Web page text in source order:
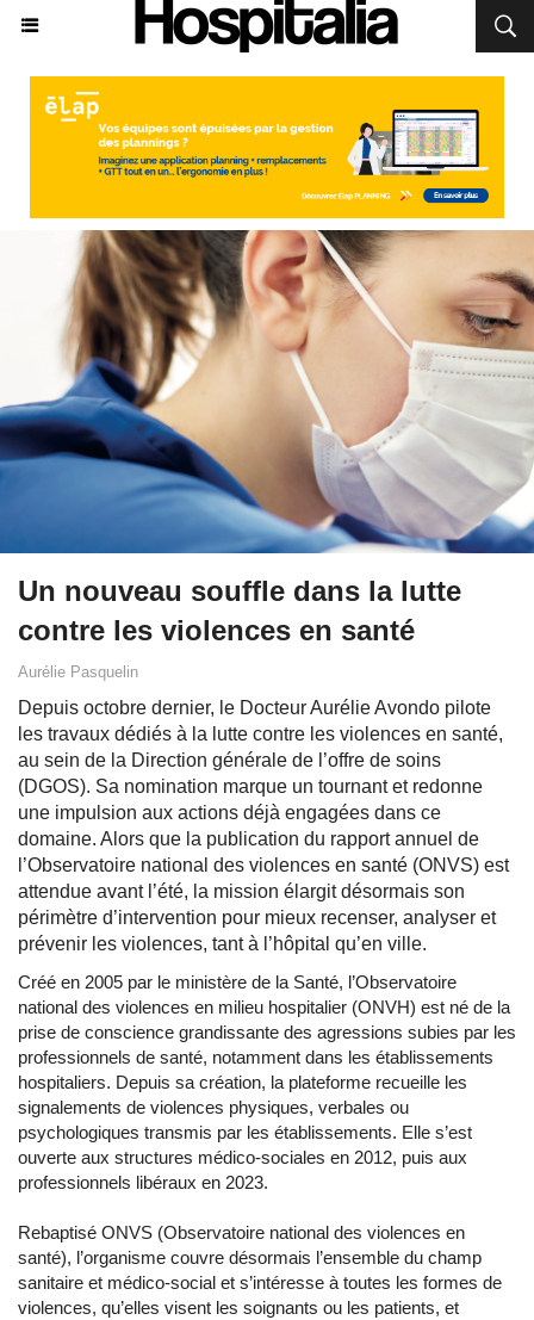
Un nouveau souffle dans la lutte
contre les violences en santé
Aurélie Pasquelin
Depuis octobre dernier, le Docteur Aurélie Avondo pilote
les travaux dédiés à la lutte contre les violences en santé,
au sein de la Direction générale de l’offre de soins
(DGOS). Sa nomination marque un tournant et redonne
une impulsion aux actions déjà engagées dans ce
domaine. Alors que la publication du rapport annuel de
l’Observatoire national des violences en santé (ONVS) est
attendue avant l’été, la mission élargit désormais son
périmètre d’intervention pour mieux recenser, analyser et
prévenir les violences, tant à l’hôpital qu’en ville.
Créé en 2005 par le ministère de la Santé, l’Observatoire
national des violences en milieu hospitalier (ONVH) est né de la
prise de conscience grandissante des agressions subies par les
professionnels de santé, notamment dans les établissements
hospitaliers. Depuis sa création, la plateforme recueille les
signalements de violences physiques, verbales ou
psychologiques transmis par les établissements. Elle s’est
ouverte aux structures médico-sociales en 2012, puis aux
professionnels libéraux en 2023.
Rebaptisé ONVS (Observatoire national des violences en
santé), l’organisme couvre désormais l’ensemble du champ
sanitaire et médico-social et s’intéresse à toutes les formes de
violences, qu’elles visent les soignants ou les patients, et